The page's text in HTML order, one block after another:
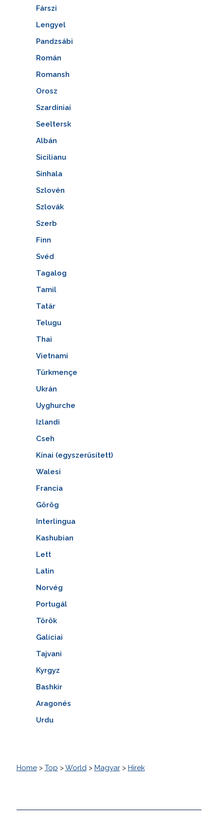
Fárszi
Lengyel
Pandzsábi
Román
Romansh
Orosz
Szardíniai
Seeltersk
Albán
Sicilianu
Sinhala
Szlovén
Szlovák
Szerb
Finn
Svéd
Tagalog
Tamil
Tatár
Telugu
Thai
Vietnami
Türkmençe
Ukrán
Uyghurche
Izlandi
Cseh
Kínai (egyszerűsített)
Walesi
Francia
Görög
Interlingua
Kashubian
Lett
Latin
Norvég
Portugál
Török
Galíciai
Tajvani
Kyrgyz
Bashkir
Aragonés
Urdu
Home> Top >World> Magyar> Hírek